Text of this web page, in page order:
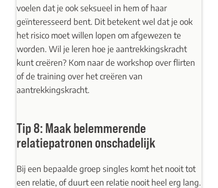
voelen dat je ook seksueel in hem of haar
geïnteresseerd bent. Dit betekent wel dat je ook
het risico moet willen lopen om afgewezen te
worden. Wil je leren hoe je aantrekkingskracht
kunt creëren? Kom naar de workshop over flirten
of de training over het creëren van
aantrekkingskracht.
Tip 8: Maak belemmerende
relatiepatronen onschadelijk
Bij een bepaalde groep singles komt het nooit tot
een relatie, of duurt een relatie nooit heel erg lang.